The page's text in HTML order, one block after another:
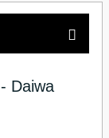
Daiwa